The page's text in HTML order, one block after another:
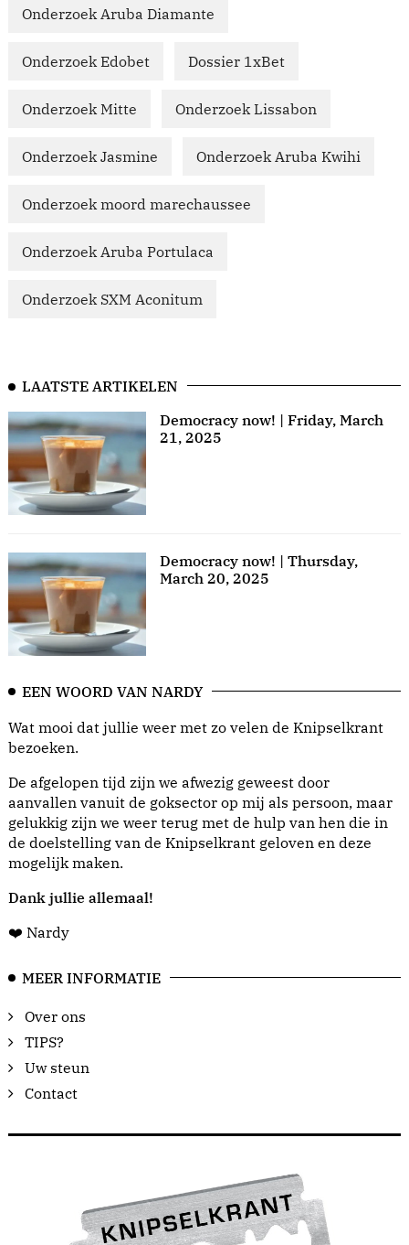
Onderzoek Aruba Diamante
Onderzoek Edobet Dossier 1xBet
Onderzoek Mitte Onderzoek Lissabon
Onderzoek Jasmine Onderzoek Aruba Kwihi
Onderzoek moord marechaussee
Onderzoek Aruba Portulaca
Onderzoek SXM Aconitum
LAATSTE ARTIKELEN
Democracy now! | Friday, March
21, 2025
Democracy now! | Thursday,
March 20, 2025
EEN WOORD VAN NARDY
Wat mooi dat jullie weer met zo velen de Knipselkrant
bezoeken.
De afgelopen tijd zijn we afwezig geweest door
aanvallen vanuit de goksector op mij als persoon, maar
gelukkig zijn we weer terug met de hulp van hen die in
de doelstelling van de Knipselkrant geloven en deze
mogelijk maken.
Dank jullie allemaal!
❤️ Nardy
MEER INFORMATIE
Over ons
TIPS?
Uw steun
Contact